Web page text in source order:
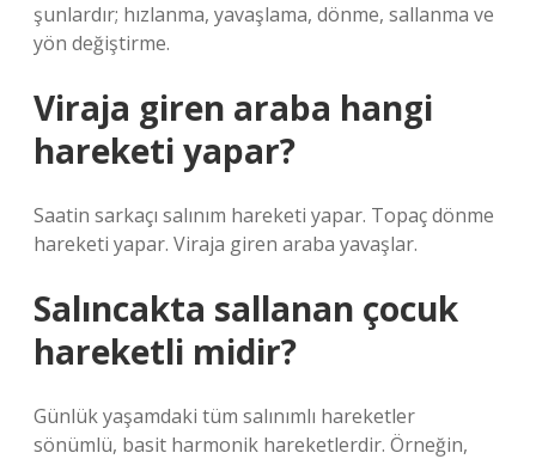
şunlardır; hızlanma, yavaşlama, dönme, sallanma ve
yön değiştirme.
Viraja giren araba hangi
hareketi yapar?
Saatin sarkaçı salınım hareketi yapar. Topaç dönme
hareketi yapar. Viraja giren araba yavaşlar.
Salıncakta sallanan çocuk
hareketli midir?
Günlük yaşamdaki tüm salınımlı hareketler
sönümlü, basit harmonik hareketlerdir. Örneğin,